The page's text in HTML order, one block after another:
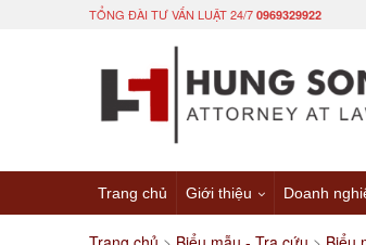
TỔNG ĐÀI TƯ VẤN LUẬT 24/7 0969329922
Trang chủ Giới thiệu Doanh